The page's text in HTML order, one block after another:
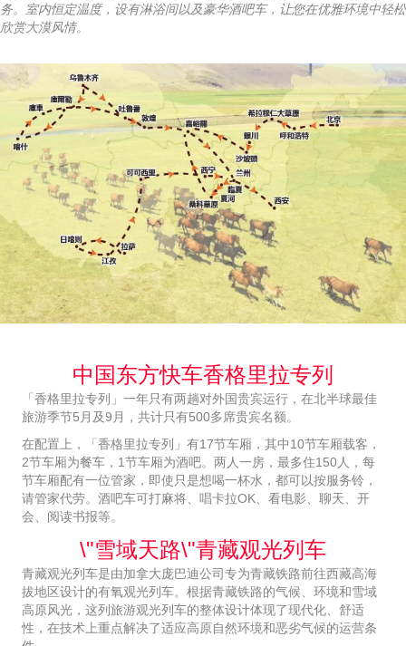
务。室内恒定温度，设有淋浴间以及豪华酒吧车，让您在优雅环境中轻松
欣赏大漠风情。
中国东方快车香格里拉专列
「香格里拉专列」一年只有两趟对外国贵宾运行，在北半球最佳
旅游季节5月及9月，共计只有500多席贵宾名额。
在配置上，「香格里拉专列」有17节车厢，其中10节车厢载客，
2节车厢为餐车，1节车厢为酒吧。两人一房，最多住150人，每
节车厢配有一位管家，即使只是想喝一杯水，都可以按服务铃，
请管家代劳。酒吧车可打麻将、唱卡拉OK、看电影、聊天、开
会、阅读书报等。
\"雪域天路\"青藏观光列车
青藏观光列车是由加拿大庞巴迪公司专为青藏铁路前往西藏高海
拔地区设计的有氧观光列车。根据青藏铁路的气候、环境和雪域
高原风光，这列旅游观光列车的整体设计体现了现代化、舒适
性，在技​​术上重点解决了适应高原自然环境和恶劣气候的运营条